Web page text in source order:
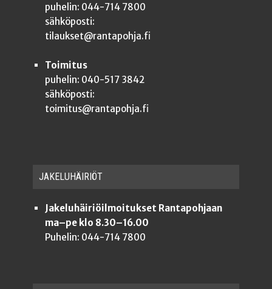
puhelin: 044-714 7800
sähköposti:
tilaukset@rantapohja.fi
Toimitus
puhelin: 040-517 3842
sähköposti:
toimitus@rantapohja.fi
JAKE­LU­HÄI­RIÖT
Jakeluhäiriöilmoitukset Rantapohjaan
ma–pe klo 8.30–16.00
Puhelin: 044-714 7800